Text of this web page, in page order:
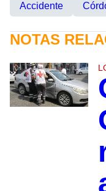
Accidente
NOTAS